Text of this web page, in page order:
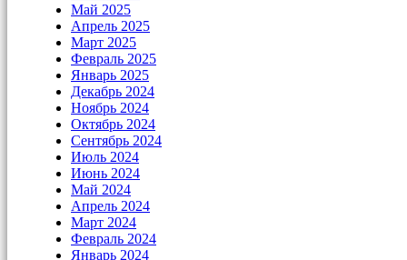
Май 2025
Апрель 2025
Март 2025
Февраль 2025
Январь 2025
Декабрь 2024
Ноябрь 2024
Октябрь 2024
Сентябрь 2024
Июль 2024
Июнь 2024
Май 2024
Апрель 2024
Март 2024
Февраль 2024
Январь 2024